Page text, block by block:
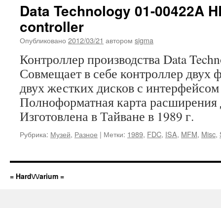
Data Technology 01-00422A
controller
Опубликовано 2012/03/21 автором sigma
Контроллер производства Data
Совмещает в себе контроллер двух
двух жестких дисков с
Полноформатная карта
Изготовлена в Тайване в 1989 г.
Рубрика: Музей, Разное | Метки: 1989, FDC, ISA, MFM, Misc,
= Hard\/\/arium =